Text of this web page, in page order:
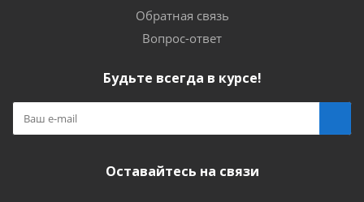
Обратная связь
Вопрос-ответ
Будьте всегда в курсе!
Оставайтесь на связи